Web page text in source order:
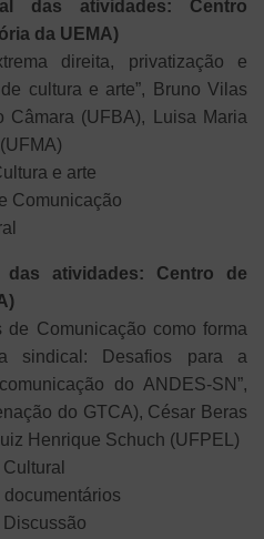
das atividades: Centro
da UEMA)
direita, privatização e
cultura e arte”, Bruno Vilas
Câmara (UFBA), Luisa Maria
e arte
Comunicação
atividades: Centro de
de Comunicação como forma
sindical: Desafios para a
do ANDES-SN”,
do GTCA), César Beras
Henrique Schuch (UFPEL)
Discussão